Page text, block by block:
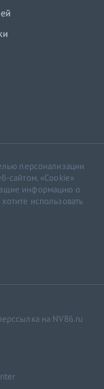
персонализации
сайтом. «Cookie»
информацию о
использовать
на NV86.ru